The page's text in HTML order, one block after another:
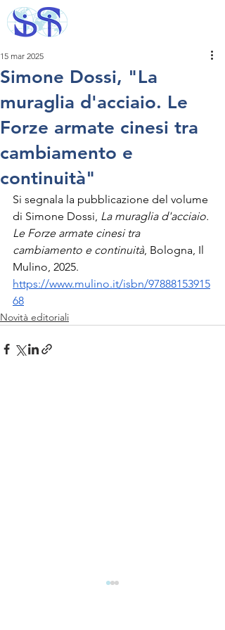
Simone Dossi, "La
muraglia d'acciaio. Le
Forze armate cinesi tra
cambiamento e
continuità"
15 mar 2025
Si segnala la pubblicazione del volume
di Simone Dossi, La muraglia d'acciaio.
Le Forze armate cinesi tra
cambiamento e continuità, Bologna, Il
Mulino, 2025.
https://www.mulino.it/isbn/97888153915
68
Novità editoriali